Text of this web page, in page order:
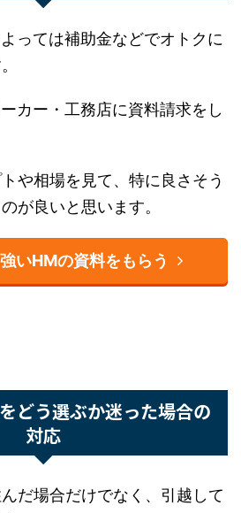
っては補助金などでオトク
。
カー・工務店に資料請求を
や相場を見て、特に良さそ
のが良いと思います。
いHMの資料をもらう
どう選ぶか迷った場合の
対応
だ場合だけでなく、引越し